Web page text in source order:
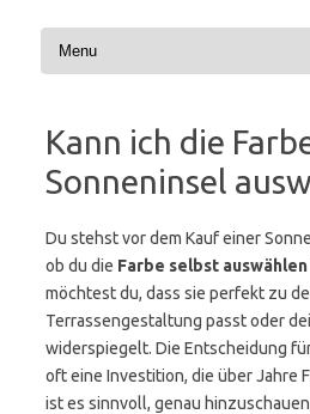
Kann ich die
Sonneninsel
Du stehst vor dem Kauf einer
ob du die Farbe selbst
möchtest du, dass sie perfekt zu
Terrassengestaltung passt oder
widerspiegelt. Die Entscheidung
oft eine Investition, die über Jahre
ist es sinnvoll, genau